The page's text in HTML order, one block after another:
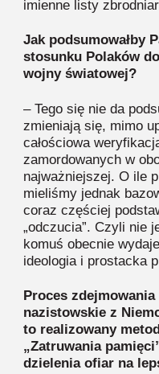
imienne listy
Jak podsumowałby
stosunku Polaków
wojny światowej?
– Tego się nie da
zmieniają się, mimo
całościowa
zamordowanych w
najważniejszej. O ile
mieliśmy jednak
coraz częściej
„odczucia”. Czyli nie
komuś obecnie
ideologia i prostacka
Proces
nazistowskie z
to realizowany
„Zatruwania
dzielenia ofiar na